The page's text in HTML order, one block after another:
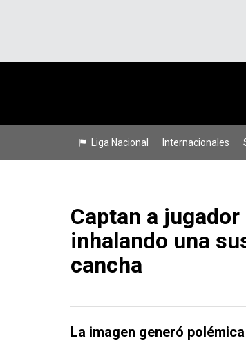
Liga Nacional Internacionales
Captan a
inhalando una
cancha
La imagen generó